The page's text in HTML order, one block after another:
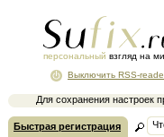
персональный взгляд на
Для сохранения настроек
Выключить RSS-
Быстрая регистрация